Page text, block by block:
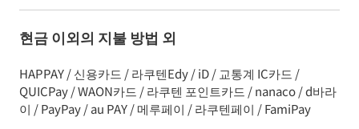
현금 이외의 지불 방법 외
HAPPAY / 신용카드 / 라쿠텐Edy / iD / 교통계 IC카드 /
QUICPay / WAON카드 / 라쿠텐 포인트카드 / nanaco / d바라
이 / PayPay / au PAY / 메루페이 / 라쿠텐페이 / FamiPay